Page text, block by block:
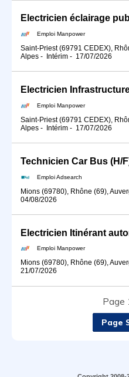
Electricien éclairage
Emploi Manpower
Saint-Priest (69791 CEDEX),
Alpes - Intérim - 17/07/2026
Emploi Manpower
Saint-Priest (69791 CEDEX),
Alpes - Intérim - 17/07/2026
Technicien Car Bus (H/
Emploi Adsearch
Mions (69780), Rhône (69),
04/08/2026
Electricien Itinérant
Emploi Manpower
Mions (69780), Rhône (69),
21/07/2026
Page
Page